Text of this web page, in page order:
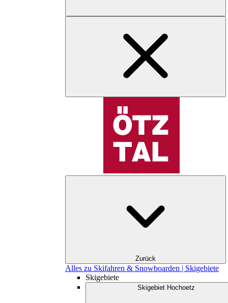
Zurück
Alles zu Skifahren & Snowboarden | Skigebiete
Skigebiete
Skigebiet Hochoetz